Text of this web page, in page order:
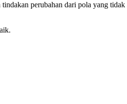
perubahan dari pola yang